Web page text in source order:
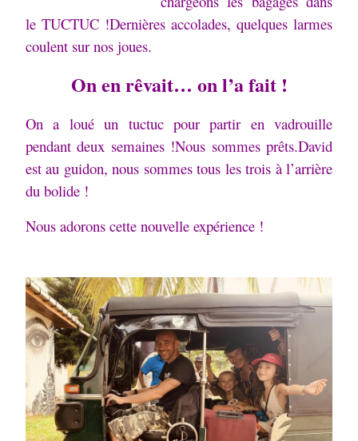
le TUCTUC !Dernières accolades, quelques larmes
coulent sur nos joues.
On en rêvait… on l’a fait !
On a loué un tuctuc pour partir en vadrouille
pendant deux semaines !Nous sommes prêts.David
est au guidon, nous sommes tous les trois à l’arrière
du bolide !
Nous adorons cette nouvelle expérience !